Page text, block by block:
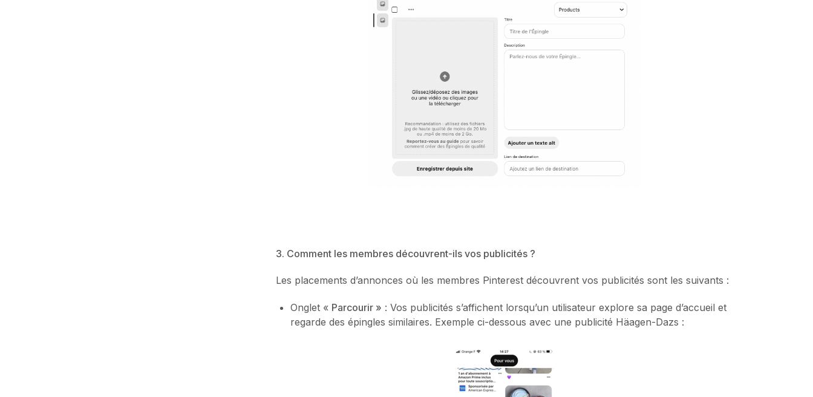
3. Comment les membres découvrent-ils vos publicités ?
Les placements d’annonces où les membres Pinterest découvrent vos publicités sont les suivants :
Onglet « Parcourir » : Vos publicités s’affichent lorsqu’un utilisateur explore sa page d’accueil et
regarde des épingles similaires. Exemple ci-dessous avec une publicité Häagen-Dazs :